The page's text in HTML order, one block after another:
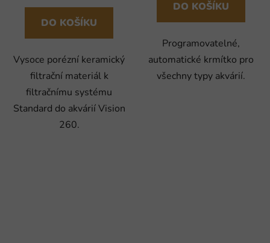
DO KOŠÍKU
Vysoce porézní keramický
filtrační materiál k
filtračnímu systému
Standard do akvárií Vision
260.
DO KOŠÍKU
Programovatelné,
automatické krmítko pro
všechny typy akvárií.